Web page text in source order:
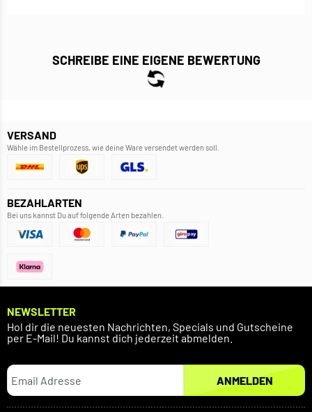
SCHREIBE EINE EIGENE BEWERTUNG
VERSAND
Wähle im Bestellprozess, wie deine Ware versendet werden soll.
BEZAHLARTEN
Bei uns kannst Du auf folgende Arten bezahlen.
NEWSLETTER
Hol dir die neuesten Nachrichten, Specials und Gutscheine
per E-Mail! Du kannst dich jederzeit abmelden.
ANMELDEN